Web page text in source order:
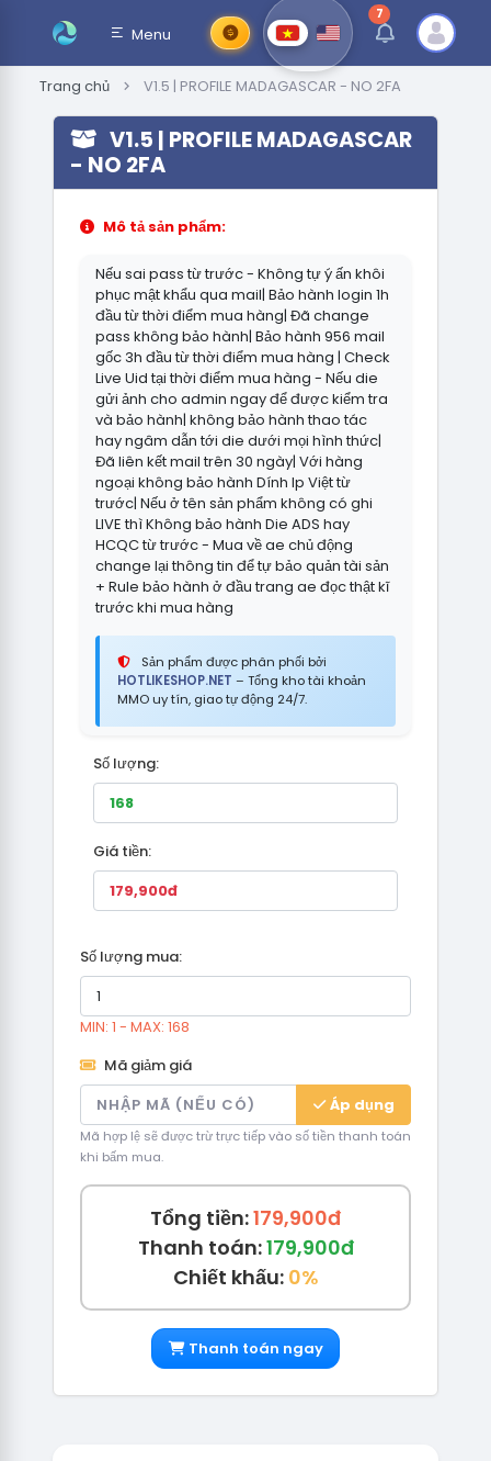
Menu
7thông báo chưa
Trang chủ V1.5 | PROFILE MADAGASCAR - NO 2FA
V1.5 | PROFILE MADAGASCAR
- NO 2FA
Mô tả sản phẩm:
Nếu sai pass từ trước - Không tự ý ấn khôi
phục mật khẩu qua mail| Bảo hành login 1h
đầu từ thời điểm mua hàng| Đã change
pass không bảo hành| Bảo hành 956 mail
gốc 3h đầu từ thời điểm mua hàng | Check
Live Uid tại thời điểm mua hàng - Nếu die
gửi ảnh cho admin ngay để được kiểm tra
và bảo hành| không bảo hành thao tác
hay ngâm dẫn tới die dưới mọi hình thức|
Đã liên kết mail trên 30 ngày| Với hàng
ngoại không bảo hành Dính Ip Việt từ
trước| Nếu ở tên sản phẩm không có ghi
LIVE thì Không bảo hành Die ADS hay
HCQC từ trước - Mua về ae chủ động
change lại thông tin để tự bảo quản tài sản
+ Rule bảo hành ở đầu trang ae đọc thật kĩ
trước khi mua hàng
Sản phẩm được phân phối bởi
HOTLIKESHOP.NET – Tổng kho tài khoản
MMO uy tín, giao tự động 24/7.
Số lượng:
Giá tiền:
Số lượng mua:
MIN: 1 - MAX: 168
Mã giảm giá
Áp dụng
Mã hợp lệ sẽ được trừ trực tiếp vào số tiền thanh toán
khi bấm mua.
Tổng tiền:179,900đ
Thanh toán:179,900đ
Chiết khấu: 0%
Thanh toán ngay